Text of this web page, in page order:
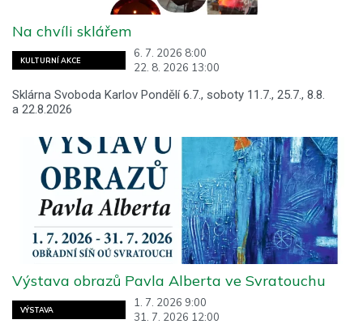
KULTURNÍ AKCE
6. 7. 2026 8:00
22. 8. 2026 13:00
Na chvíli sklářem
Sklárna Svoboda Karlov Pondělí 6.7., soboty 11.7., 25.7., 8.8.
a 22.8.2026
VÝSTAVA
1. 7. 2026 9:00
31. 7. 2026 12:00
Výstava obrazů Pavla Alberta ve Svratouchu